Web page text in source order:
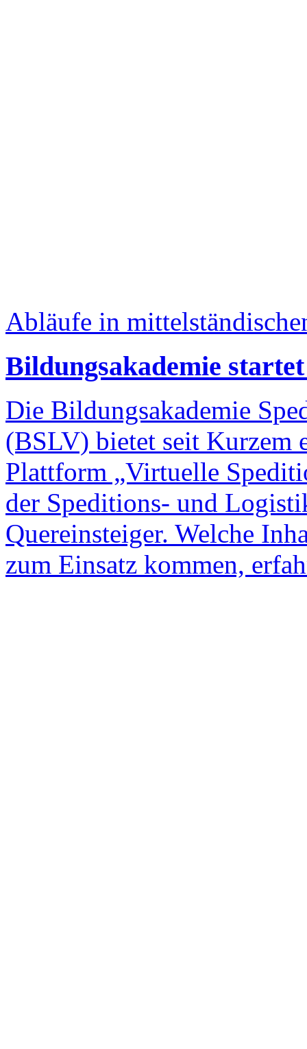
Abläufe in
Bildungsakademie
Die Bildungsakademie
(BSLV) bietet seit Kurzem
Plattform „Virtuelle
der Speditions- und
Quereinsteiger. Welche
zum Einsatz kommen,